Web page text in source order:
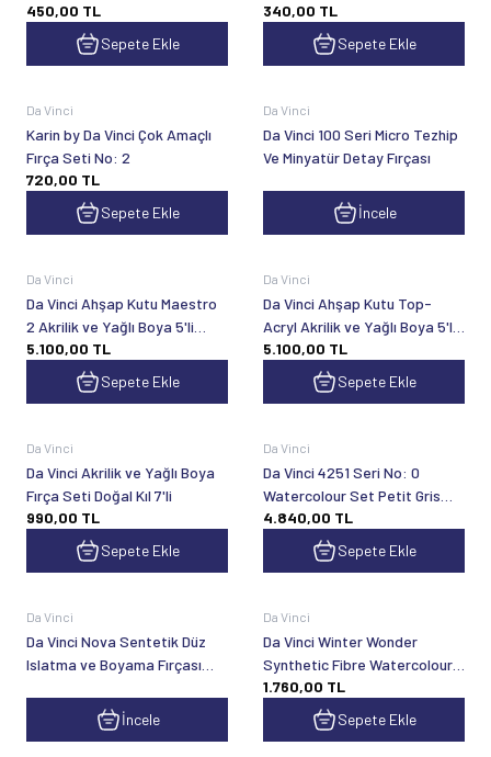
MİNYATÜR, SULUBOYA, GUAJ
BOYA) Fırça Seti No: 4
450,00 TL
Sepete Ekle
340,00 TL
Sepete Ekle
Da Vinci
Karin by Da Vinci Çok Amaçlı
Fırça Seti No: 2
720,00 TL
Sepete Ekle
Da Vinci
Da Vinci 100 Seri Micro Tezhip
Ve Minyatür Detay Fırçası
İncele
Da Vinci
Da Vinci Ahşap Kutu Maestro
2 Akrilik ve Yağlı Boya 5'li
Fırça Seti
5.100,00 TL
Sepete Ekle
Da Vinci
Da Vinci Ahşap Kutu Top-
Acryl Akrilik ve Yağlı Boya 5'li
Fırça Seti
5.100,00 TL
Sepete Ekle
Da Vinci
Da Vinci Akrilik ve Yağlı Boya
Fırça Seti Doğal Kıl 7'li
990,00 TL
Sepete Ekle
Da Vinci
Da Vinci 4251 Seri No: 0
Watercolour Set Petit Gris
Attractive Gift Box
4.840,00 TL
Sepete Ekle
Da Vinci
Da Vinci Nova Sentetik Düz
Islatma ve Boyama Fırçası
İncele
Da Vinci
Da Vinci Winter Wonder
Synthetic Fibre Watercolour
Brush Set 5401
1.760,00 TL
Sepete Ekle